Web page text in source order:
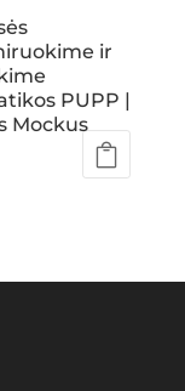
ir
PUPP |
Mockus